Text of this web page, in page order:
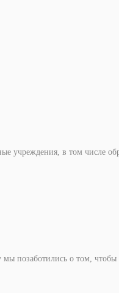
учреждения, в том числе
мы позаботились о том,